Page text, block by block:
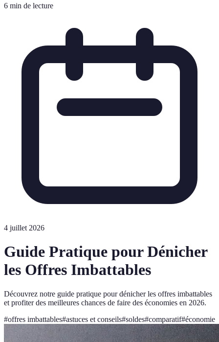
6 min de lecture
4 juillet 2026
Guide Pratique pour Dénicher
les Offres Imbattables
Découvrez notre guide pratique pour dénicher les offres imbattables
et profiter des meilleures chances de faire des économies en 2026.
#offres imbattables#astuces et conseils#soldes#comparatif#économie